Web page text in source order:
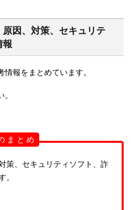
因、対策、セキュリテ
報
報をまとめています。
ま と め
策、セキュリティソフト、詐
。